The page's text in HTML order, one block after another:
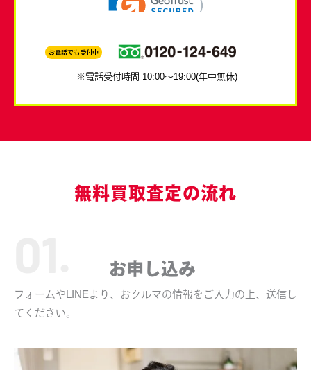
お電話でも受付中
※電話受付時間 10:00～19:00(年中無休)
無料買取査定の流れ
お申し込み
フォームやLINEより、おクルマの情報をご入力の上、送信し
てください。